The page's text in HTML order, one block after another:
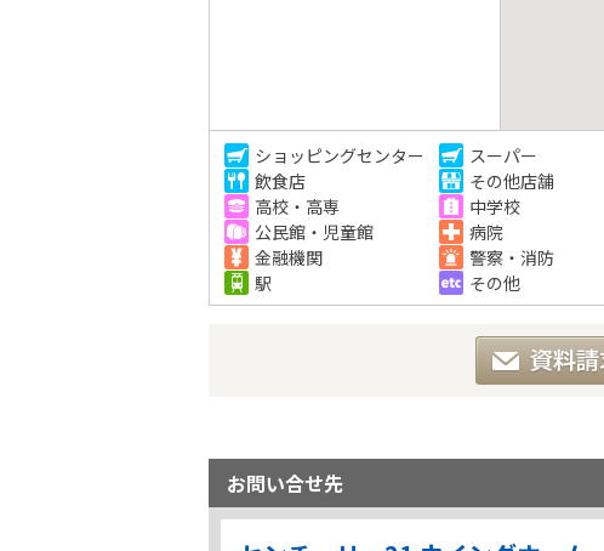
ショッピングセンター スーパー
飲食店
その他店舗
高校・高専
中学校
公民館・児童館
病院
金融機関
警察・消防
駅
その他
お問い合せ先